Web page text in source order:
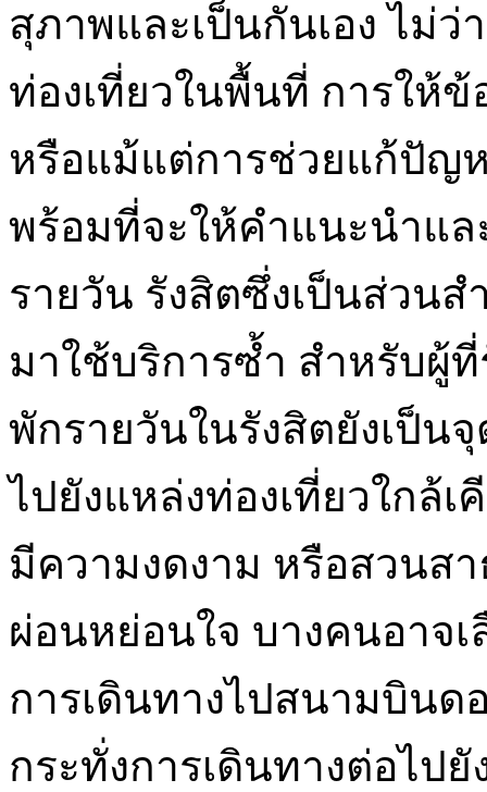
สุภาพและเป็นกันเอง ไม่
ท่องเที่ยวในพื้นที่ การให้ข้
หรือแม้แต่การช่วยแก้ปัญ
พร้อมที่จะให้คำแนะนำแล
รายวัน รังสิตซึ่งเป็นส่วน
มาใช้บริการซ้ำ สำหรับผู้
พักรายวันในรังสิตยังเป็น
ไปยังแหล่งท่องเที่ยวใกล้
มีความงดงาม หรือสวนส
ผ่อนหย่อนใจ บางคนอาจ
การเดินทางไปสนามบินด
กระทั่งการเดินทางต่อไป